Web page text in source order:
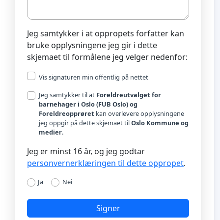
Jeg samtykker i at oppropets forfatter kan
bruke opplysningene jeg gir i dette
skjemaet til formålene jeg velger nedenfor:
Vis signaturen min offentlig på nettet
Jeg samtykker til at Foreldreutvalget for
barnehager i Oslo (FUB Oslo) og
Foreldreopprøret kan overlevere opplysningene
jeg oppgir på dette skjemaet tilOslo Kommune og
medier.
Jeg er minst 16 år, og jeg godtar
personvernerklæringen til dette oppropet.
Ja Nei
Signer